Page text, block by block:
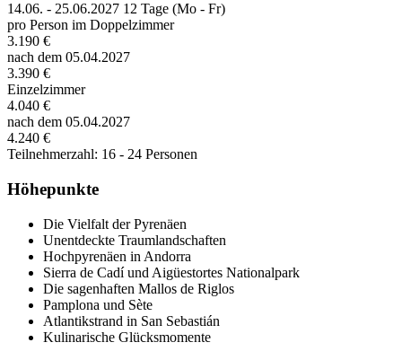
14.06. - 25.06.2027 12 Tage (Mo - Fr)
pro Person im Doppelzimmer
3.190 €
nach dem 05.04.2027
3.390 €
Einzelzimmer
4.040 €
nach dem 05.04.2027
4.240 €
Teilnehmerzahl: 16 - 24 Personen
Höhepunkte
Die Vielfalt der Pyrenäen
Unentdeckte Traumlandschaften
Hochpyrenäen in Andorra
Sierra de Cadí und Aigüestortes Nationalpark
Die sagenhaften Mallos de Riglos
Pamplona und Sète
Atlantikstrand in San Sebastián
Kulinarische Glücksmomente